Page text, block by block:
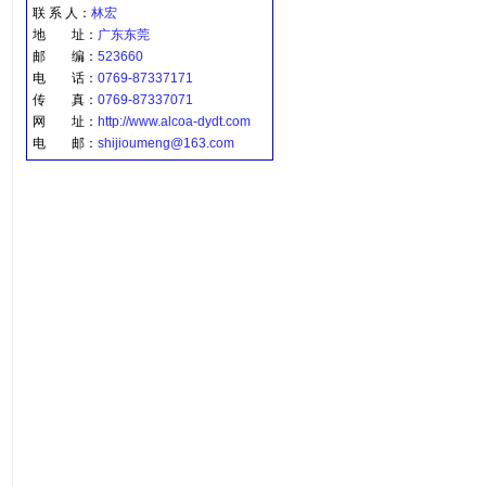
联 系 人： 林宏
地 址： 广东东莞
邮 编： 523660
电 话： 0769-87337171
传 真： 0769-87337071
网 址： http://www.alcoa-dydt.com
电 邮： shijioumeng@163.com